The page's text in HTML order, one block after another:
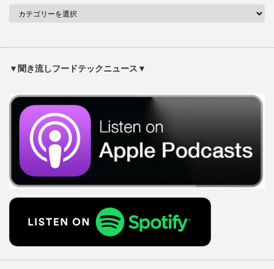
▼聞き流しフードテックニュース▼